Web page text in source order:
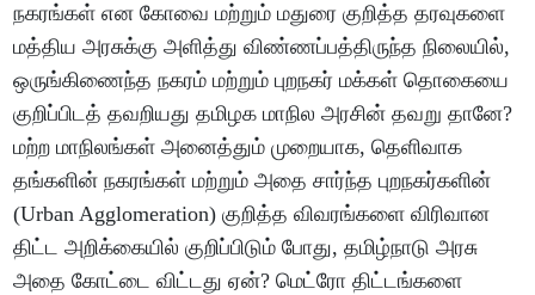
நகரங்கள் என கோவை மற்றும் மதுரை குறித்த தரவுகளை
மத்திய அரசுக்கு அளித்து விண்ணப்பத்திருந்த நிலையில்,
ஒருங்கிணைந்த நகரம் மற்றும் புறநகர் மக்கள் தொகையை
குறிப்பிடத் தவறியது தமிழக மாநில அரசின் தவறு தானே?
மற்ற மாநிலங்கள் அனைத்தும் முறையாக, தெளிவாக
தங்களின் நகரங்கள் மற்றும் அதை சார்ந்த புறநகர்களின்
(Urban Agglomeration) குறித்த விவரங்களை விரிவான
திட்ட அறிக்கையில் குறிப்பிடும் போது, தமிழ்நாடு அரசு
அதை கோட்டை விட்டது ஏன்? மெட்ரோ திட்டங்களை